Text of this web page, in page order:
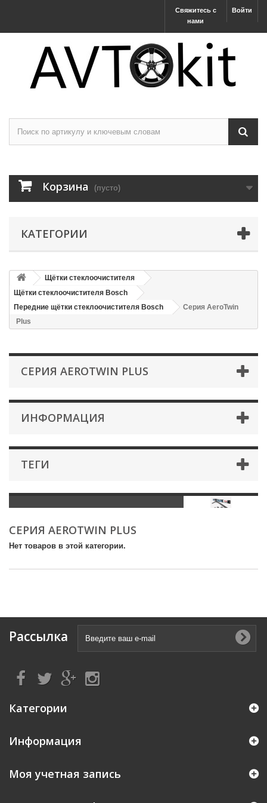
Войти
Свяжитесь с
нами
Корзина (пусто)
КАТЕГОРИИ
Щётки стеклоочистителя
Щётки стеклоочистителя Bosch
Передние щётки стеклоочистителя Bosch
Серия AeroTwin
Plus
СЕРИЯ AEROTWIN PLUS
ИНФОРМАЦИЯ
ТЕГИ
СЕРИЯ AEROTWIN PLUS
Нет товаров в этой категории.
Рассылка
Категории
Информация
Моя учетная запись